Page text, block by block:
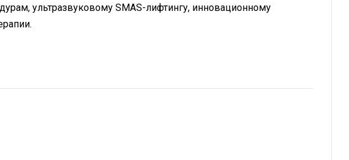
ультразвуковому SMAS-лифтингу, инновационному